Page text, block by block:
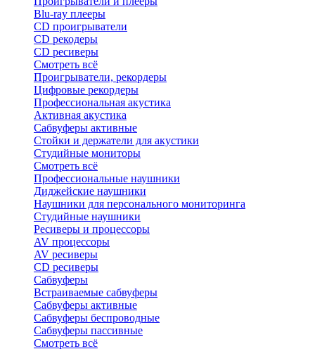
Blu-ray плееры
CD проигрыватели
CD рекодеры
CD ресиверы
Смотреть всё
Проигрыватели, рекордеры
Цифровые рекордеры
Профессиональная акустика
Активная акустика
Сабвуферы активные
Стойки и держатели для акустики
Студийные мониторы
Смотреть всё
Профессиональные наушники
Диджейские наушники
Наушники для персонального мониторинга
Студийные наушники
Ресиверы и процессоры
AV процессоры
AV ресиверы
CD ресиверы
Сабвуферы
Встраиваемые сабвуферы
Сабвуферы активные
Сабвуферы беспроводные
Сабвуферы пассивные
Смотреть всё